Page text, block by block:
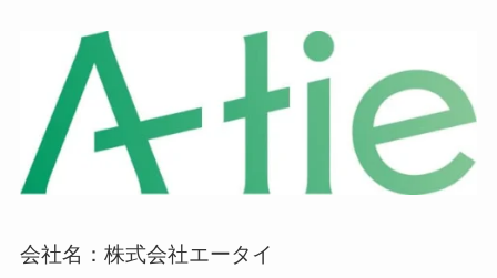
会社名：株式会社エータイ